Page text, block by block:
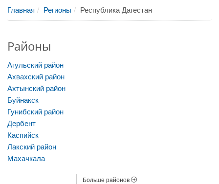
Главная Регионы Республика Дагестан
Районы
Агульский район
Ахвахский район
Ахтынский район
Буйнакск
Гунибский район
Дербент
Каспийск
Лакский район
Махачкала
Больше районов